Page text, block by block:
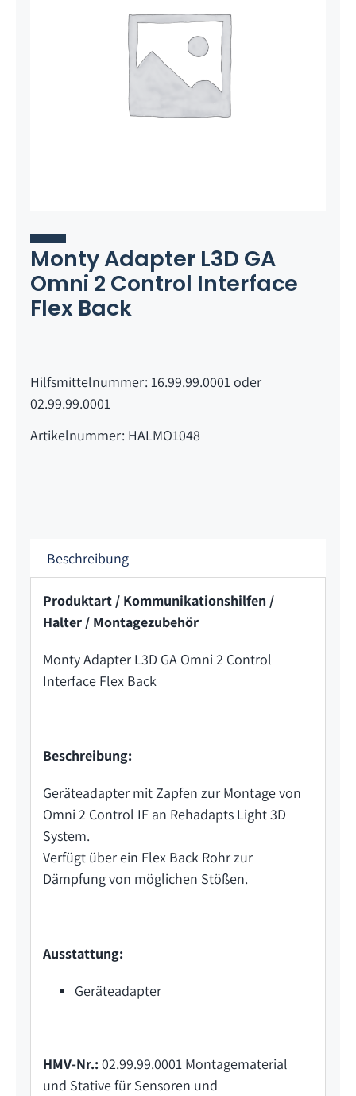
Monty Adapter L3D GA
Omni 2 Control Interface
Flex Back
Hilfsmittelnummer: 16.99.99.0001 oder
02.99.99.0001
Artikelnummer: HALMO1048
Beschreibung
Produktart / Kommunikationshilfen /
Halter / Montagezubehör
Monty Adapter L3D GA Omni 2 Control
Interface Flex Back
Beschreibung:
Geräteadapter mit Zapfen zur Montage von
Omni 2 Control IF an Rehadapts Light 3D
System.
Verfügt über ein Flex Back Rohr zur
Dämpfung von möglichen Stößen.
Ausstattung:
Geräteadapter
HMV-Nr.: 02.99.99.0001 Montagematerial
und Stative für Sensoren und